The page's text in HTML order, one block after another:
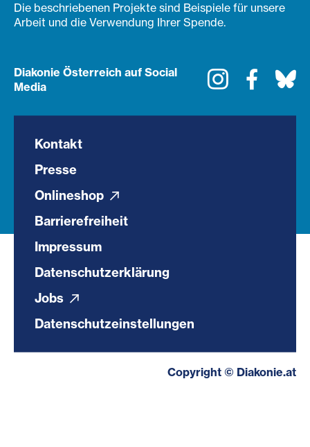
Die beschriebenen Projekte sind Beispiele für unsere
Arbeit und die Verwendung Ihrer Spende.
Diakonie Österreich auf Social
Media
Instagram
Kontakt
Presse
Onlineshop
Barrierefreiheit
Impressum
Datenschutzerklärung
Jobs
Datenschutzeinstellungen
Copyright © Diakonie.at